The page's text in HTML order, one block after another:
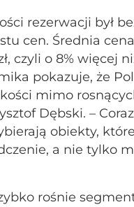
rezerwacji był
cen. Średnia
czyli o 8% więcej
pokazuje, że
mimo
Dębski. –
obiekty,
a nie tylko
rośnie